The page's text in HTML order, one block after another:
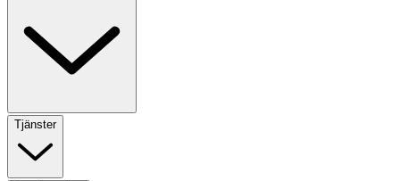
Tjänster